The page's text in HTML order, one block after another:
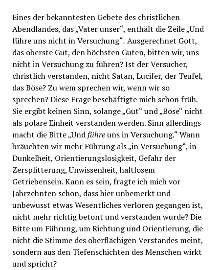
Eines der bekanntesten Gebete des christlichen
Abendlandes, das „Vater unser“, enthält die Zeile „Und
führe uns nicht in Versuchung“. Ausgerechnet Gott,
das oberste Gut, den höchsten Guten, bitten wir, uns
nicht in Versuchung zu führen? Ist der Versucher,
christlich verstanden, nicht Satan, Lucifer, der Teufel,
das Böse? Zu wem sprechen wir, wenn wir so
sprechen? Diese Frage beschäftigte mich schon früh.
Sie ergibt keinen Sinn, solange „Gut“ und „Böse“ nicht
als polare Einheit verstanden werden. Sinn allerdings
macht die Bitte „Undführeuns in Versuchung.“ Wann
bräuchten wir mehr Führung als „in Versuchung“, in
Dunkelheit, Orientierungslosigkeit, Gefahr der
Zersplitterung, Unwissenheit, haltlosem
Getriebensein. Kann es sein, fragte ich mich vor
Jahrzehnten schon, dass hier unbemerkt und
unbewusst etwas Wesentliches verloren gegangen ist,
nicht mehr richtig betont und verstanden wurde? Die
Bitte um Führung, um Richtung und Orientierung, die
nicht die Stimme des oberflächigen Verstandes meint,
sondern aus den Tiefenschichten des Menschen wirkt
und spricht?